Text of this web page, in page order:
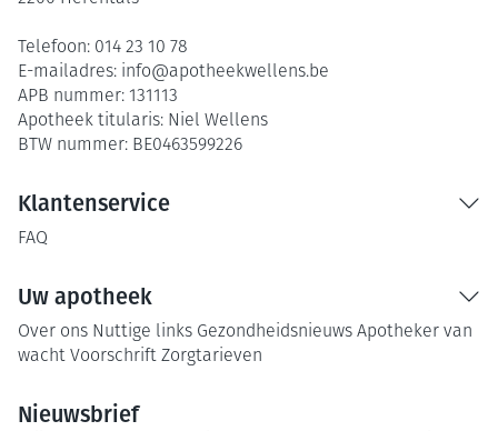
Telefoon: 014 23 10 78
E-mailadres: info@apotheekwellens.be
APB nummer: 131113
Apotheek titularis: Niel Wellens
BTW nummer: BE0463599226
Klantenservice
FAQ
Uw apotheek
Over ons Nuttige links Gezondheidsnieuws Apotheker van
wacht Voorschrift Zorgtarieven
Nieuwsbrief